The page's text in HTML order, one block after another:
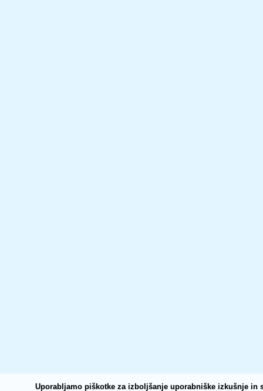
Uporabljamo piškotke za izboljšanje uporabniške izkušnje in